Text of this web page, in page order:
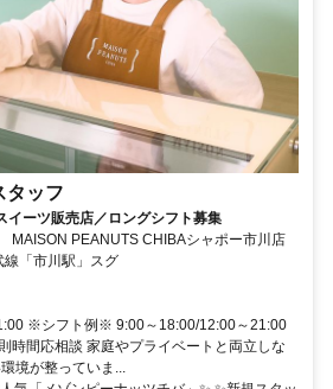
タッフ
ーツ販売店／ロングシフト募集
PEANUTS CHIBAシャポー市川店
「市川駅」スグ
※シフト例※ 9:00～18:00/12:00～21:00
時間応相談 家庭やプライベートと両立しな
境が整っていま...